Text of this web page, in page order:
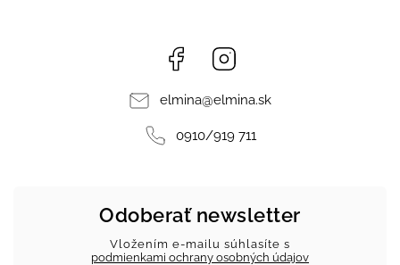
Facebook
elmina@elmina.sk
0910/919 711
Odoberať newsletter
Vložením e-mailu súhlasíte s
podmienkami ochrany osobných údajov